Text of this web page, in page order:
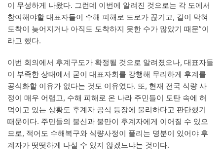
이 무성하게 나왔다. 그런데 이번에 알려진 것으로는 각 도에서
참여해야할 대표자들이 수해 피해로 도로가 끊기고, 길이 막혀
도착이 늦어지거나 아직도 도착하지 못한 수가 많았기 때문”이
라고 했다.
이번 회의에서 후계구도가 확정될 것으로 알려졌으나, 대표자들
이 부족한 상태에서 굳이 대표자회를 강행해 무리하게 후계를
공식화할 이유가 없다는 것도 이유였다. 또, 현재 전국 식량 사
정이 매우 어렵고, 수해 피해로 온 나라 주민들이 도탄 속에 허
덕이고 있는 상황도 후계자 공식 등장에 불리하다고 판단했기
때문이다. 주민들의 불신과 불만이 후계자에게 이어질 수 있으
므로, 적어도 수해복구와 식량사정이 풀리는 명분이 있어야 후
계자가 떳떳하게 나설 수 있지 않겠느냐는 것이다.